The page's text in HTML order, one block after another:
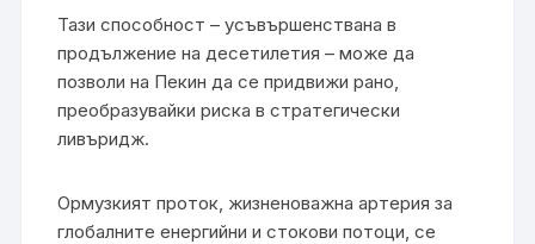
Тази способност – усъвършенствана в
продължение на десетилетия – може да
позволи на Пекин да се придвижи рано,
преобразувайки риска в стратегически
ливъридж.
Ормузкият проток, жизненоважна артерия за
глобалните енергийни и стокови потоци, се